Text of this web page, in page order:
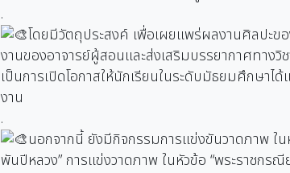
.
โดยมีวัตถุประสงค์ เพื่อเผยแพร่ผลงานศิลปะ
งานของอาจารย์ผู้สอนและส่งเสริมบรรยากาศทา
เป็นการเปิดโอกาสให้นักเรียนในระดับมัธยมศึกษา
งาน
.
นอกจากนี้ ยังมีกิจกรรมการแข่งขันวาดภาพ ใน
พันปีหลวง” การแข่งวาดภาพ ในหัวข้อ “พระราชก